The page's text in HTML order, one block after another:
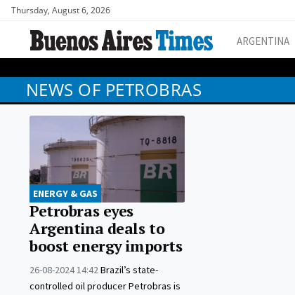
Thursday, August 6, 2026
ARGENTINA
NEWS OF PETROBRAS
ENERGY & GAS
Petrobras eyes
Argentina deals to
boost energy imports
26-08-2024 14:42Brazil’s state-
controlled oil producer Petrobras is